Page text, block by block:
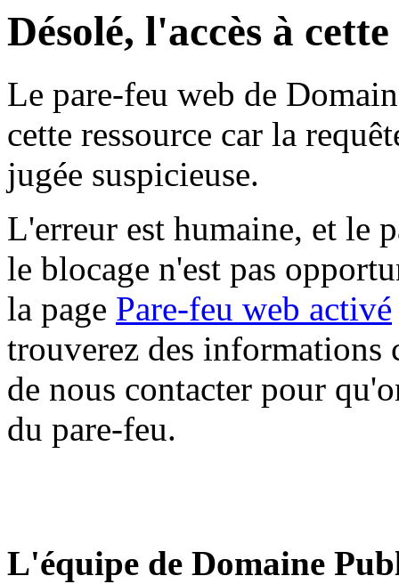
Désolé, l'accès à
Le pare-feu web de
cette ressource car la
jugée suspicieuse.
L'erreur est humaine, et le
le blocage n'est pas
la page Pare-feu web activé
trouverez des informations
de nous contacter pour
du pare-feu.
L'équipe de Domaine